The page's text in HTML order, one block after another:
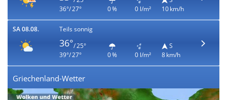
36°/ 27°
0 % 0 l/m²
10 km/h
SA 08.08. Teils sonnig
36°/ 25°
39°/ 27°
0 % 0 l/m²
S
8 km/h
Griechenland-Wetter